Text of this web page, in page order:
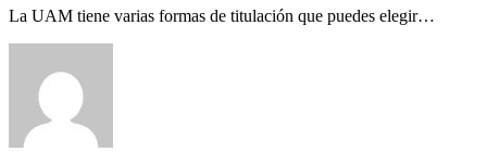
La UAM tiene varias formas de titulación que puedes elegir…